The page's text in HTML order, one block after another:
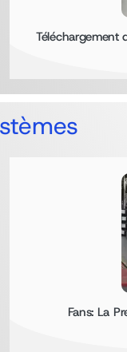
Téléchargement
Fans: La